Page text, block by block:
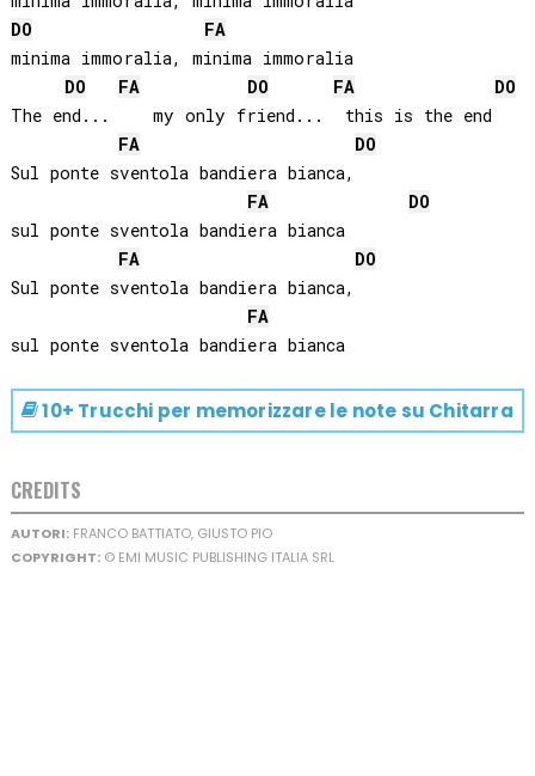
DO
FA
minima immoralia, minima immoralia
DO
FA DO FA
DO
The end...    my only friend...  this is the end
FA
DO
Sul ponte sventola bandiera bianca,
FA
DO
sul ponte sventola bandiera bianca
FA
DO
Sul ponte sventola bandiera bianca,
FA
10+ Trucchi per memorizzare le note su Chitarra
CREDITS
AUTORI:FRANCO BATTIATO, GIUSTO PIO
COPYRIGHT:© EMI MUSIC PUBLISHING ITALIA SRL